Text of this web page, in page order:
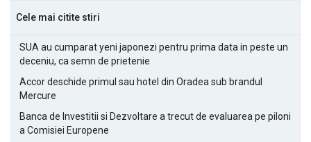
Cele mai citite stiri
SUA au cumparat yeni japonezi pentru prima data in peste un
deceniu, ca semn de prietenie
Accor deschide primul sau hotel din Oradea sub brandul
Mercure
Banca de Investitii si Dezvoltare a trecut de evaluarea pe piloni
a Comisiei Europene